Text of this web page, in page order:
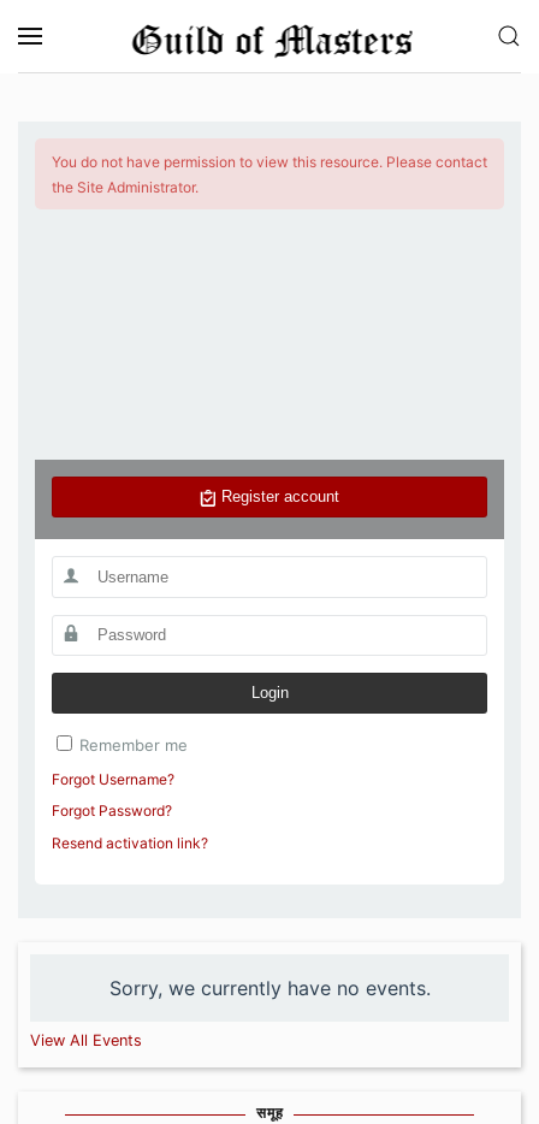
Skip to main content
You do not have permission to view this resource. Please contact
the Site Administrator.
Register account
Login
Remember me
Forgot Username?
Forgot Password?
Resend activation link?
Sorry, we currently have no events.
View All Events
समूह